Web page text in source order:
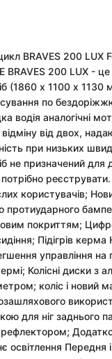
BRAVES 200 LUX
BRAVES 200 LUX -
(1860 х 1100 х 1130
по
водія аналогічні
від двох,
при низьких
не призначений для
користувачів;
протиударного
покриттям;
Підігрів
управління на
Колісні диски з
коліс і новий
для ніг заднього
рефлектором;
освітлення Передня